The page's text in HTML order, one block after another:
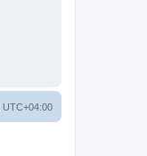
UTC+04:00